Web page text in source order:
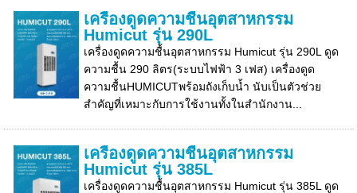
เครื่องดูดความชื้นอุตสาหกรรม
Humicut รุ่น 290L
เครื่องดูดความชื้นอุตสาหกรรม Humicut รุ่น 290L ดูด
ความชื้น 290 ลิตร(ระบบไฟฟ้า 3 เฟส) เครื่องดูด
ความชื้นHUMICUTพร้อมถังเก็บน้ำ นับเป็นตัวช่วย
สำคัญที่เหมาะกับการใช้งานทั้งในสำนักงาน...
เครื่องดูดความชื้นอุตสาหกรรม
Humicut รุ่น 385L
เครื่องดูดความชื้นอุตสาหกรรม Humicut รุ่น 385L ดูด